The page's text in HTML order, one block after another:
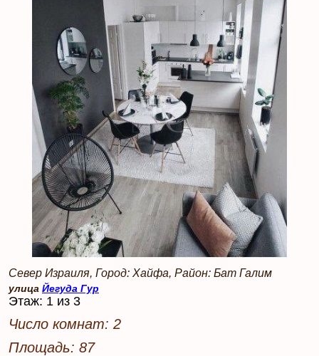
Север Израиля, Город: Хайфа, Район: Бат Галим
улица Йегуда Гур
Этаж: 1 из 3
Число комнат: 2
Площадь: 87